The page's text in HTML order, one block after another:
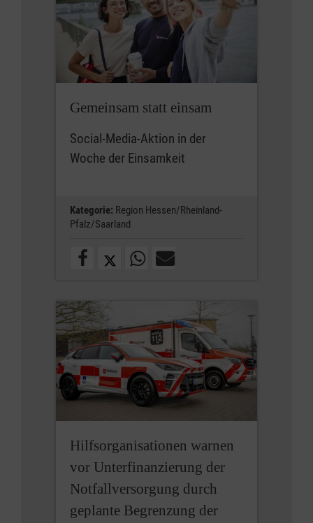
Gemeinsam statt einsam
Social-Media-Aktion in der
Woche der Einsamkeit
Kategorie: Region Hessen/Rheinland-
Pfalz/Saarland
Hilfsorganisationen warnen
vor Unterfinanzierung der
Notfallversorgung durch
geplante Begrenzung der